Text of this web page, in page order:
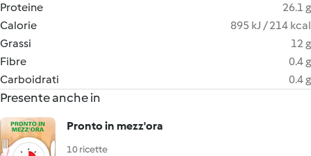
Proteine
26.1 g
Calorie
895 kJ / 214 kcal
Grassi
12 g
Fibre
0.4 g
Carboidrati
0.4 g
Presente anche in
Pronto in mezz'ora
10 ricette